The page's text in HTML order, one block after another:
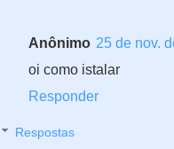
Anônimo 25 de nov.
oi como istalar
Responder
Respostas